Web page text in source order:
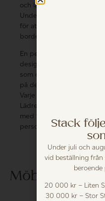
och laserbaserade möss.
Undersidan är lätt ruggad
för att ligga stadigt på
bordet, utan att glida.
En perfekt present till den
designmedvetne – eller
som ett personligt inslag
på det egna skrivbordet.
Varje exemplar är unikt.
Lädret mörknar vackert
med tiden och får en
personlig patina.
Möblera med...
Stack
Under juli och
vid beställning
beroende
20 000 kr – Liten
30 000 kr – Stor